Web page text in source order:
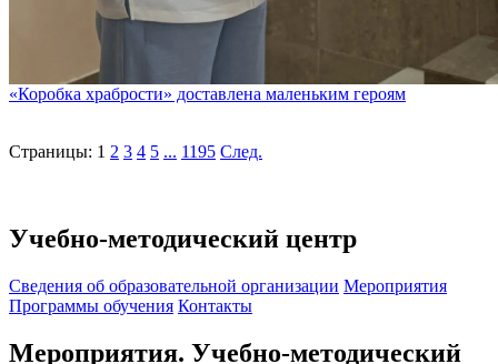
«Коробка храбрости» доставлена маленьким героям
Страницы: 1 2 3 4 5 ... 1195 След.
Учебно-методический центр
Cведения об образовательной организации Мероприятия
Программы обучения Контакты
Мероприятия. Учебно-методический